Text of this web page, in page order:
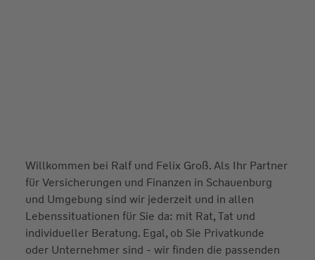
Willkommen bei Ralf und Felix Groß. Als Ihr Partner
für Versicherungen und Finanzen in Schauenburg
und Umgebung sind wir jederzeit und in allen
Lebenssituationen für Sie da: mit Rat, Tat und
individueller Beratung. Egal, ob Sie Privatkunde
oder Unternehmer sind - wir finden die passenden